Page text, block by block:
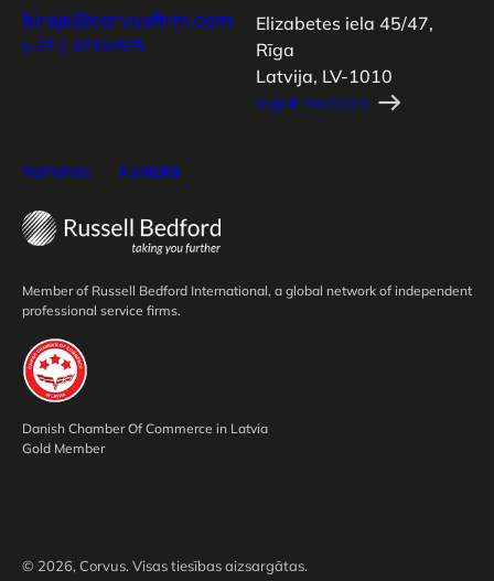
birojs@corvusfirm.com
(+371) 67304575
Elizabetes iela 45/47,
Rīga
Latvija, LV-1010
Iegūt norādes
Komanda Kontakti
Member of Russell Bedford International, a global network of independent
professional service firms.
Danish Chamber Of Commerce in Latvia
Gold Member
© 2026, Corvus. Visas tiesības aizsargātas.